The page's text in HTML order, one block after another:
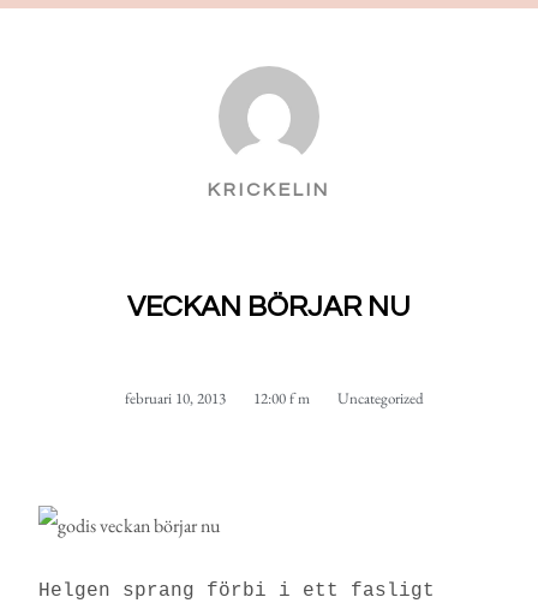
KRICKELIN
VECKAN BÖRJAR NU
februari 10, 2013 12:00 f m Uncategorized
Helgen sprang förbi i ett fasligt